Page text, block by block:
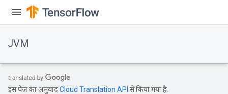
JVM
इस पेज का अनुवादCloud Translation API से किया गया है.